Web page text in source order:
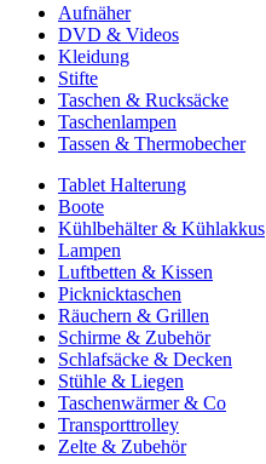
Aufnäher
DVD & Videos
Kleidung
Stifte
Taschen & Rucksäcke
Taschenlampen
Tassen & Thermobecher
Tablet Halterung
Boote
Kühlbehälter & Kühlakkus
Lampen
Luftbetten & Kissen
Picknicktaschen
Räuchern & Grillen
Schirme & Zubehör
Schlafsäcke & Decken
Stühle & Liegen
Taschenwärmer & Co
Transporttrolley
Zelte & Zubehör